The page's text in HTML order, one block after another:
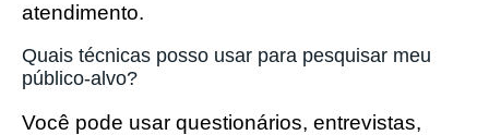
atendimento.
Quais técnicas posso usar para pesquisar meu
público-alvo?
Você pode usar questionários, entrevistas,